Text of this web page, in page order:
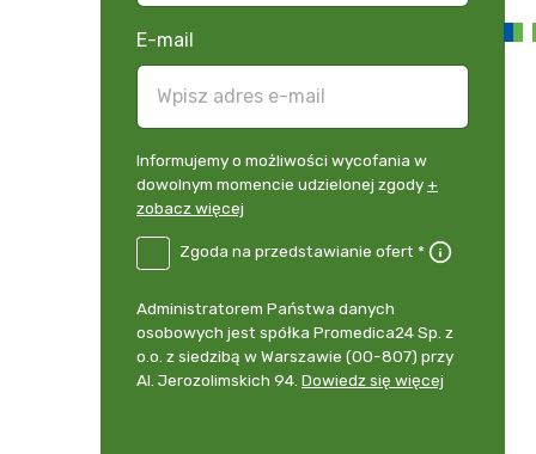
E-mail
Informujemy
o
możliwości
momencie
udzielonej
zgody
+
Informujemy o możliwości wycofania w
dowolnym momencie udzielonej zgody+
zobacz więcej
DE
przedstawianie
Zgoda na przedstawianie ofert *
Administrator
danych
osobowych
Administratorem Państwa danych
osobowych jest spółka Promedica24 Sp. z
o.o. z siedzibą w Warszawie (00-807) przy
Al. Jerozolimskich 94. Dowiedz się więcej